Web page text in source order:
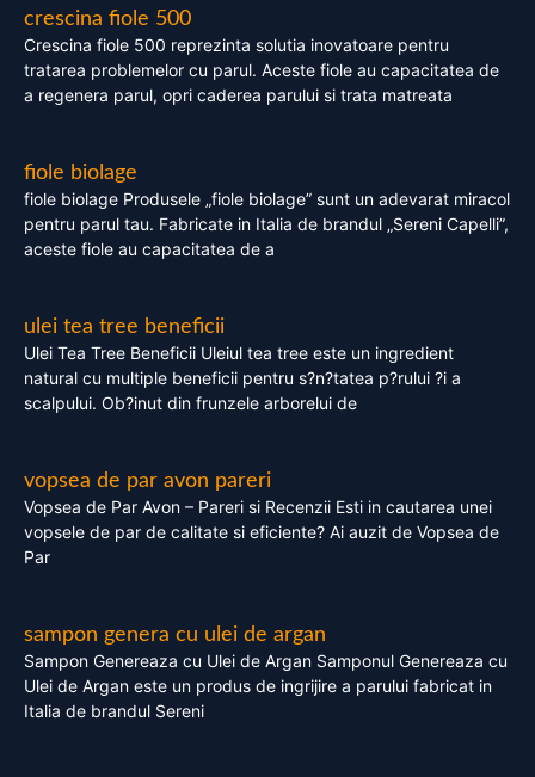
crescina fiole 500
Crescina fiole 500 reprezinta solutia inovatoare pentru
tratarea problemelor cu parul. Aceste fiole au capacitatea de
a regenera parul, opri caderea parului si trata matreata
fiole biolage
fiole biolage Produsele „fiole biolage” sunt un adevarat miracol
pentru parul tau. Fabricate in Italia de brandul „Sereni Capelli”,
aceste fiole au capacitatea de a
ulei tea tree beneficii
Ulei Tea Tree Beneficii Uleiul tea tree este un ingredient
natural cu multiple beneficii pentru s?n?tatea p?rului ?i a
scalpului. Ob?inut din frunzele arborelui de
vopsea de par avon pareri
Vopsea de Par Avon – Pareri si Recenzii Esti in cautarea unei
vopsele de par de calitate si eficiente? Ai auzit de Vopsea de
Par
sampon genera cu ulei de argan
Sampon Genereaza cu Ulei de Argan Samponul Genereaza cu
Ulei de Argan este un produs de ingrijire a parului fabricat in
Italia de brandul Sereni